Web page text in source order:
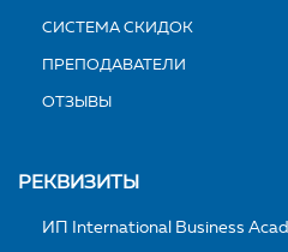
СИСТЕМА СКИДОК
ПРЕПОДАВАТЕЛИ
ОТЗЫВЫ
РЕКВИЗИТЫ
ИП International Business